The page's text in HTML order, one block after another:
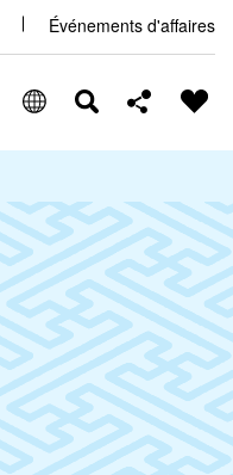
Événements d'affaires